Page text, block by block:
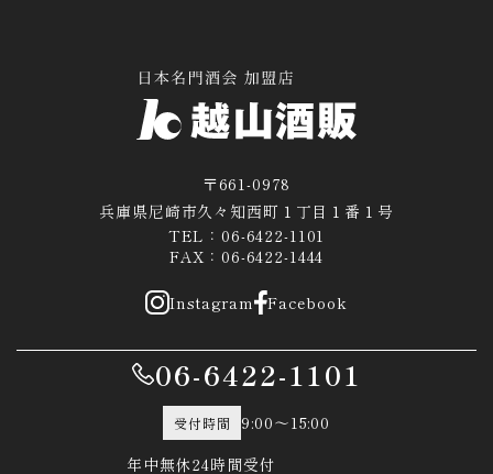
〒661-0978
兵庫県尼崎市久々知西町１丁目１番１号
TEL：06-6422-1101
FAX：06-6422-1444
Instagram Facebook
06-6422-1101
受付時間
9:00～15:00
年中無休24時間受付